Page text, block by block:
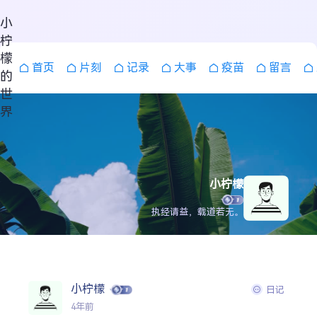
小
柠
檬
的
世
界
首页 片刻 记录 大事 疫苗 留言
小柠檬
执经请益，载道若无。
小柠檬
日记
4年前